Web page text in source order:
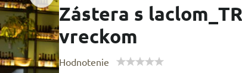
Zástera s
vreckom
Hodnotenie